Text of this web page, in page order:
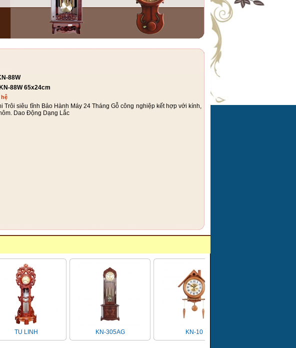
88W
88W 65x24cm
hệ
Trôi siêu tĩnh Bảo Hành Máy 24 Tháng Gỗ công nghiệp kết hợp với kính,
Dao Động Dạng Lắc
TU LINH KN-305AG KN-10